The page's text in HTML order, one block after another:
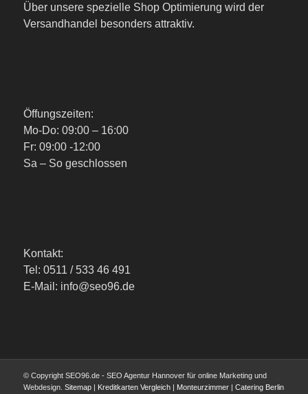
Über unsere spezielle Shop Optimierung wird der
Versandhandel besonders attraktiv.
Öffungszeiten:
Mo-Do: 09:00 – 16:00
Fr: 09:00 -12:00
Sa – So geschlossen
Kontakt:
Tel: 0511 / 533 46 491
E-Mail: info@seo96.de
© Copyright SEO96.de - SEO Agentur Hannover für online Marketing und
Webdesign. Sitemap| Kreditkarten Vergleich| Monteurzimmer| Catering Berlin